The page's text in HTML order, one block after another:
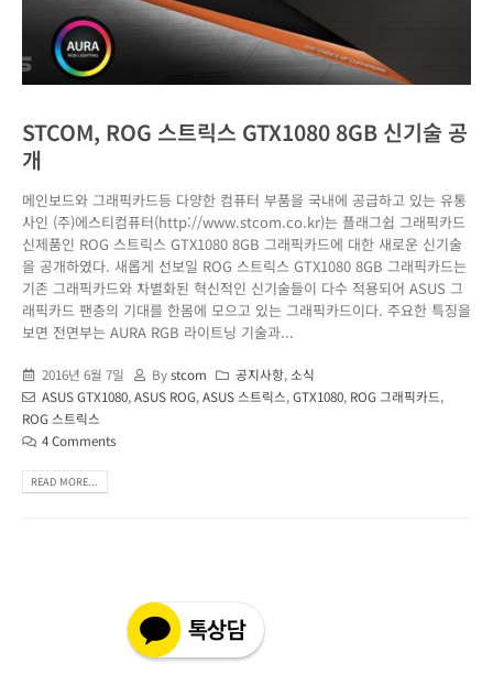
STCOM, ROG 스트릭스 GTX1080 8GB 신기술 공
개
메인보드와 그래픽카드등 다양한 컴퓨터 부품을 국내에 공급하고 있는 유통
사인 (주)에스티컴퓨터(http://www.stcom.co.kr)는 플래그쉽 그래픽카드
신제품인 ROG 스트릭스 GTX1080 8GB 그래픽카드에 대한 새로운 신기술
을 공개하였다. 새롭게 선보일 ROG 스트릭스 GTX1080 8GB 그래픽카드는
기존 그래픽카드와 차별화된 혁신적인 신기술들이 다수 적용되어 ASUS 그
래픽카드 팬층의 기대를 한몸에 모으고 있는 그래픽카드이다. 주요한 특징을
보면 전면부는 AURA RGB 라이트닝 기술과...
2016년 6월 7일 Bystcom 공지사항, 소식
ASUS GTX1080,ASUS ROG,ASUS 스트릭스,GTX1080, ROG 그래픽카드,
ROG 스트릭스
4 Comments
READ MORE...